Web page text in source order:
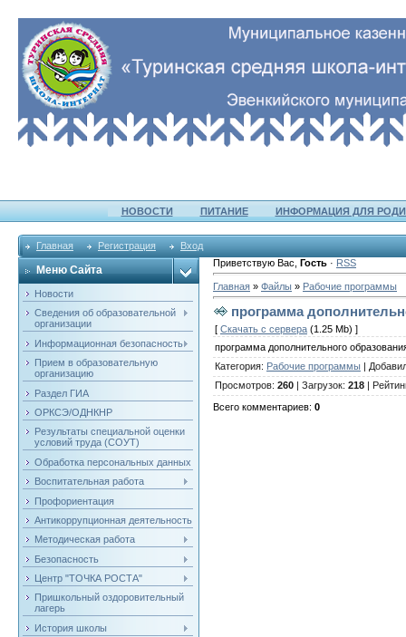
НОВОСТИ ПИТАНИЕ ИНФОРМАЦИЯ ДЛЯ
Главная Регистрация Вход
Меню Сайта
Новости
Сведения об образовательной
организации
Информационная безопасность
Прием в образовательную
организацию
Раздел ГИА
ОРКСЭ/ОДНКНР
Результаты специальной оценки
условий труда (СОУТ)
Обработка персональных данных
Воспитательная работа
Профориентация
Антикоррупционная деятельность
Методическая работа
Безопасность
Центр "ТОЧКА РОСТА"
Пришкольный оздоровительный
лагерь
История школы
Приветствую Вас Гость · RSS
Главная » Файлы » Рабочие программы
программа
[ Скачать с сервера (1.25 Mb) ]
программа дополнительного
Категория: Рабочие программы
Просмотров: 260 Загрузок: 218
Всего комментариев: 0